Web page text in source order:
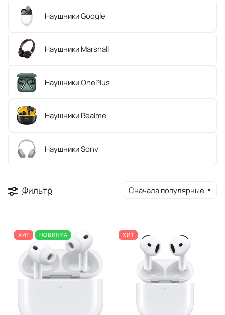
Наушники Google
Наушники Marshall
Наушники OnePlus
Наушники Realme
Наушники Sony
Фильтр Сначала популярные
ХИТ НОВИНКА ХИТ